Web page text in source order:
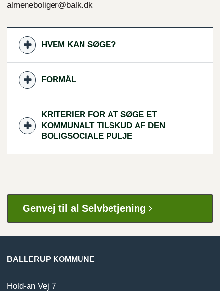
almeneboliger@balk.dk
HVEM KAN SØGE?
FORMÅL
KRITERIER FOR AT SØGE ET
KOMMUNALT TILSKUD AF DEN
BOLIGSOCIALE PULJE
Genvej til al Selvbetjening
BALLERUP KOMMUNE
Hold-an Vej 7